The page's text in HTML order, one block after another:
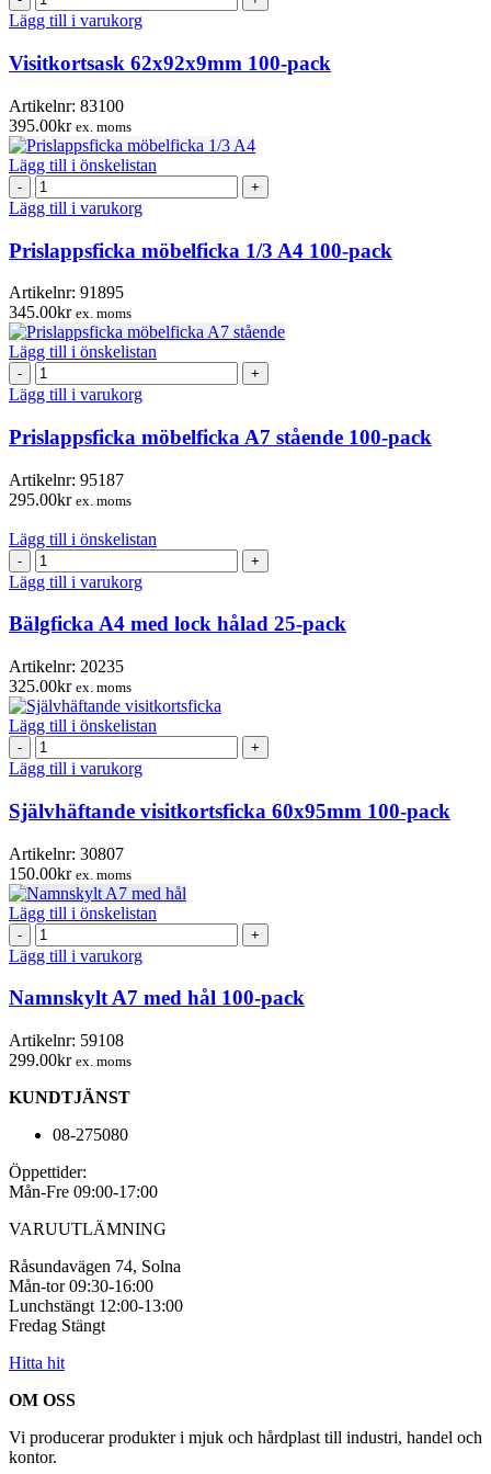
62x92x9mm
100-
pack
mängd
Lägg till i varukorg
Visitkortsask 62x92x9mm 100-pack
Artikelnr: 83100
395.00kr ex. moms
Lägg till i önskelistan
Prislappsficka
möbelficka
1/3
A4
100-
pack
mängd
Lägg till i varukorg
Prislappsficka möbelficka 1/3 A4 100-pack
Artikelnr: 91895
345.00kr ex. moms
Lägg till i önskelistan
Prislappsficka
möbelficka
A7
stående
100-
mängd
Lägg till i varukorg
Prislappsficka möbelficka A7 stående 100-pack
Artikelnr: 95187
295.00kr ex. moms
Lägg till i önskelistan
Bälgficka
A4
med
lock
hålad
25-
pack
mängd
Lägg till i varukorg
Bälgficka A4 med lock hålad 25-pack
Artikelnr: 20235
325.00kr ex. moms
Lägg till i önskelistan
Självhäftande
visitkortsficka
60x95mm
100-
pack
Lägg till i varukorg
Självhäftande visitkortsficka 60x95mm 100-pack
Artikelnr: 30807
150.00kr ex. moms
Lägg till i önskelistan
Namnskylt
A7
med
hål
100-
pack
mängd
Lägg till i varukorg
Namnskylt A7 med hål 100-pack
Artikelnr: 59108
299.00kr ex. moms
KUNDTJÄNST
08-275080
Öppettider:
Mån-Fre 09:00-17:00
VARUUTLÄMNING
Råsundavägen 74, Solna
Mån-tor 09:30-16:00
Lunchstängt 12:00-13:00
Fredag Stängt
Hitta hit
OM OSS
Vi producerar produkter i mjuk och hårdplast till industri, handel och
kontor.